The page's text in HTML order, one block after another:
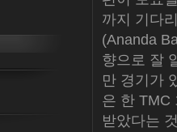
까지 기다
(Ananda
향으로 잘
만 경기가
은 한 TMC
받았다는